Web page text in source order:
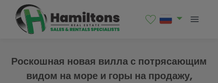
Роскошная новая вилла с потрясающим
видом на море и горы на продажу,
1 / 8